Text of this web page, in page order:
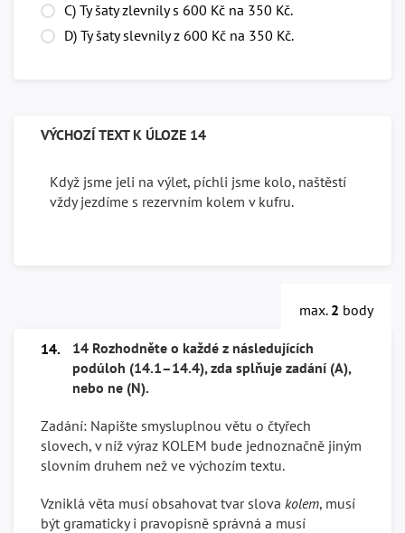
C) Ty šaty zlevnily s 600 Kč na 350 Kč.
D) Ty šaty slevnily z 600 Kč na 350 Kč.
VÝCHOZÍ TEXT K ÚLOZE 14
Když jsme jeli na výlet, píchli jsme kolo, naštěstí
vždy jezdíme s rezervním kolem v kufru.
max. 2 body
14.
14 Rozhodněte o každé z následujících
podúloh (14.1–14.4), zda splňuje zadání (A),
nebo ne (N).
Zadání: Napište smysluplnou větu o čtyřech
slovech, v níž výraz KOLEM bude jednoznačně jiným
slovním druhem než ve výchozím textu.
Vzniklá věta musí obsahovat tvar slova kolem, musí
být gramaticky i pravopisně správná a musí